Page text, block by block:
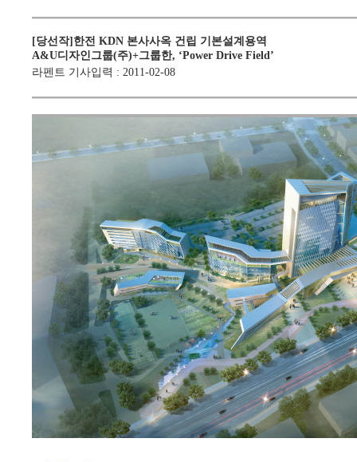
[당선작]한전 KDN 본사사옥 건립 기본설계용역
A&U디자인그룹(주)+그룹한, ‘Power Drive Field’
라펜트 기사입력 : 2011-02-08